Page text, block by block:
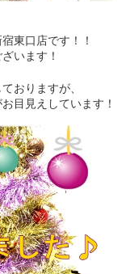
東口店です！！
います！
おりますが、
目見えしています！